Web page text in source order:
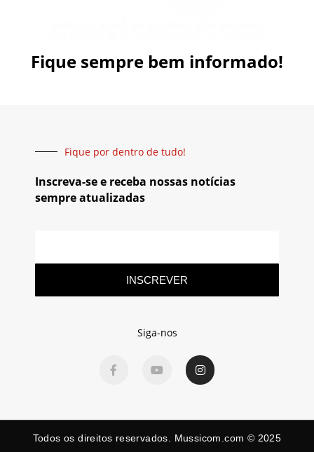
Fique sempre bem informado!
Fique por dentro de tudo!
Inscreva-se e receba nossas notícias
sempre atualizadas
INSCREVER
Siga-nos
Todos os direitos reservados. Mussicom.com © 2025